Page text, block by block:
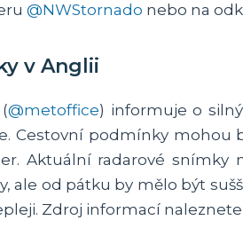
@NWStornado nebo na
v Anglii
@metoffice) informuje o
Cestovní podmínky mohou
Aktuální radarové snímky
ale od pátku by mělo být
Zdroj informací